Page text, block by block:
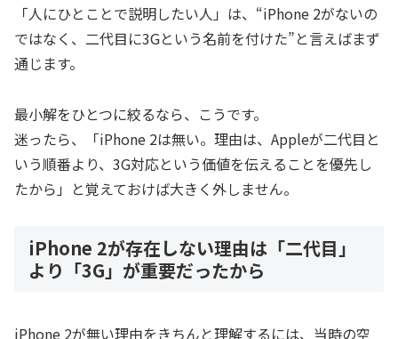
「人にひとことで説明したい人」は、“iPhone 2がないの
ではなく、二代目に3Gという名前を付けた”と言えばまず
通じます。
最小解をひとつに絞るなら、こうです。
迷ったら、「iPhone 2は無い。理由は、Appleが二代目と
いう順番より、3G対応という価値を伝えることを優先し
たから」と覚えておけば大きく外しません。
iPhone 2が存在しない理由は「二代目」
より「3G」が重要だったから
iPhone 2が無い理由をきちんと理解するには、当時の空